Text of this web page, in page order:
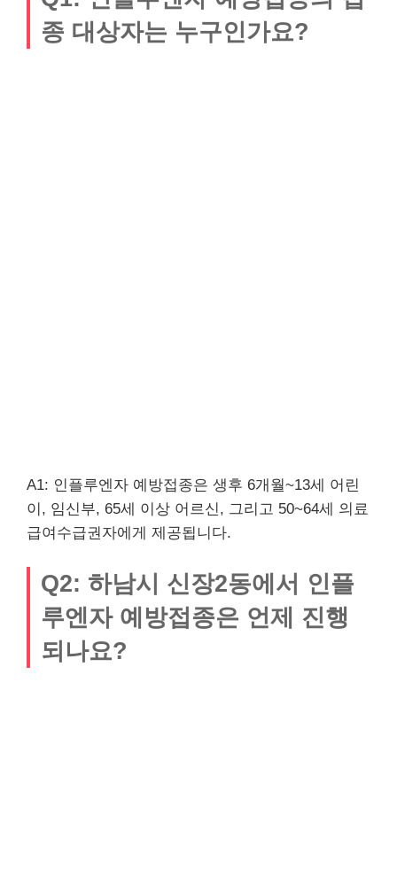
종 대상자는 누구인가요?
A1: 인플루엔자 예방접종은 생후 6개월~13세 어린
이, 임신부, 65세 이상 어르신, 그리고 50~64세 의료
급여수급권자에게 제공됩니다.
Q2: 하남시 신장2동에서 인플
루엔자 예방접종은 언제 진행
되나요?